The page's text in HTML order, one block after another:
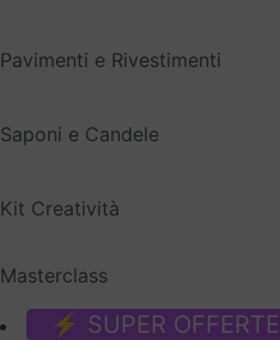
Pavimenti e Rivestimenti
Saponi e Candele
Kit Creatività
Masterclass
⚡ SUPER OFFERTE